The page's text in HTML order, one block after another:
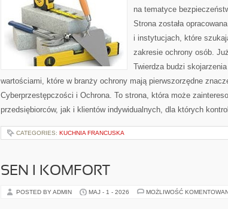
na tematyce
Strona została
i instytucjach, które
zakresie ochrony osób.
Twierdza budzi
wartościami, które w branży ochrony mają pierwszorzędne
Cyberprzestępczości i Ochrona. To strona, która może
przedsiębiorców, jak i klientów indywidualnych, dla których
CATEGORIES: KUCHNIA FRANCUSKA
SEN I KOMFORT
POSTED BY ADMIN MAJ - 1 - 2026 MOŻLIWOŚĆ